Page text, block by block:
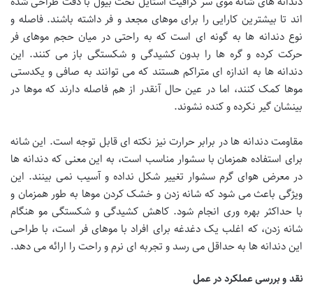
اند تا بیشترین کارایی را برای موهای مجعد و فر داشته باشند. فاصله و
نوع دندانه ها به گونه ای است که به راحتی در میان حجم موهای فر
حرکت کرده و گره ها را بدون کشیدگی و شکستگی باز می کنند. این
دندانه ها به اندازه ای متراکم هستند که می توانند به صافی و یکدستی
موها کمک کنند، اما در عین حال آنقدر از هم فاصله دارند که موها در
بینشان گیر نکرده و کنده نشوند.
مقاومت دندانه ها در برابر حرارت نیز نکته ای قابل توجه است. این شانه
برای استفاده همزمان با سشوار مناسب است، به این معنی که دندانه ها
در معرض هوای گرم سشوار تغییر شکل نداده و آسیب نمی بینند. این
ویژگی باعث می شود که شانه زدن و خشک کردن موها به طور همزمان و
با حداکثر بهره وری انجام شود. کاهش کشیدگی و شکستگی مو هنگام
شانه زدن، که اغلب یک دغدغه برای افراد با موهای فر است، با طراحی
این دندانه ها به حداقل می رسد و تجربه ای نرم و راحت را ارائه می دهد.
نقد و بررسی عملکرد در عمل